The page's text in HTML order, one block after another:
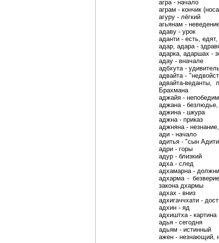
агра - начало
аграм - кончик
агуру - лёгкий
агьянам -
адаву - урок
аданти - есть,
адар, адара -
адарка, адаршах -
адау - вначале
адбхута -
адвайта -
адвайта-веданты,
Брахмана
аджайя -
аджана - безлюдье,
аджина - шкура
аджна - приказ
аджняна -
ади - начало
адитья - "сын
адри - горы
адур - близкий
адха - след
адхамарна -
адхарма -
закона дхармы
адхах - вниз
адхигаччхати -
адхин - яд
адхиштха - картина
адья - сегодня
адьям - истинный
ажен - незнающий,